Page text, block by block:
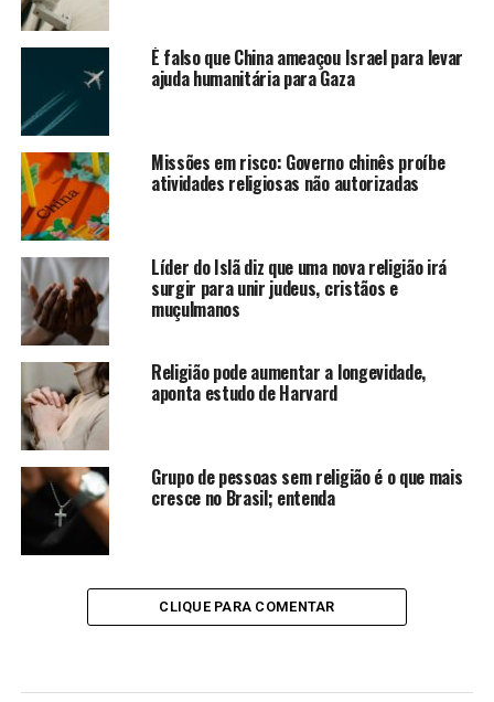
É falso que China ameaçou Israel para levar
ajuda humanitária para Gaza
Missões em risco: Governo chinês proíbe
atividades religiosas não autorizadas
Líder do Islã diz que uma nova religião irá
surgir para unir judeus, cristãos e
muçulmanos
Religião pode aumentar a longevidade,
aponta estudo de Harvard
Grupo de pessoas sem religião é o que mais
cresce no Brasil; entenda
CLIQUE PARA COMENTAR